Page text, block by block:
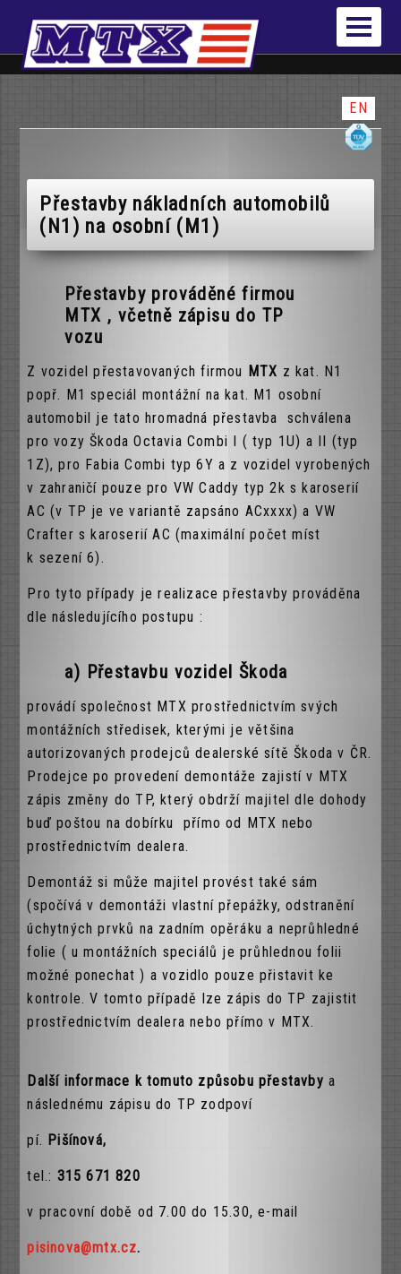
EN
Přestavby nákladních automobilů
(N1) na osobní (M1)
Přestavby prováděné firmou
MTX , včetně zápisu do TP
vozu
Z vozidel přestavovaných firmou MTX z kat. N1
popř. M1 speciál montážní na kat. M1 osobní
automobil je tato hromadná přestavba schválena
pro vozy Škoda Octavia Combi I ( typ 1U) a II (typ
1Z), pro Fabia Combi typ 6Y a z vozidel vyrobených
v zahraničí pouze pro VW Caddy typ 2k s karoserií
AC (v TP je ve variantě zapsáno ACxxxx) a VW
Crafter s karoserií AC (maximální počet míst
k sezení 6).
Pro tyto případy je realizace přestavby prováděna
dle následujícího postupu :
a) Přestavbu vozidel Škoda
provádí společnost MTX prostřednictvím svých
montážních středisek, kterými je většina
autorizovaných prodejců dealerské sítě Škoda v ČR.
Prodejce po provedení demontáže zajistí v MTX
zápis změny do TP, který obdrží majitel dle dohody
buď poštou na dobírku přímo od MTX nebo
prostřednictvím dealera.
Demontáž si může majitel provést také sám
(spočívá v demontáži vlastní přepážky, odstranění
úchytných prvků na zadním opěráku a neprůhledné
folie ( u montážních speciálů je průhlednou folii
možné ponechat ) a vozidlo pouze přistavit ke
kontrole. V tomto případě lze zápis do TP zajistit
prostřednictvím dealera nebo přímo v MTX.
Další informace k tomuto způsobu přestavby a
následnému zápisu do TP zodpoví
pí. Pišínová,
tel.: 315 671 820
v pracovní době od 7.00 do 15.30, e-mail
pisinova@mtx.cz.